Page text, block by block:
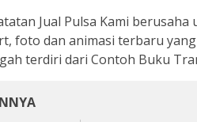
Jual Pulsa Kami
foto dan animasi terbaru
terdiri dari Contoh Buku